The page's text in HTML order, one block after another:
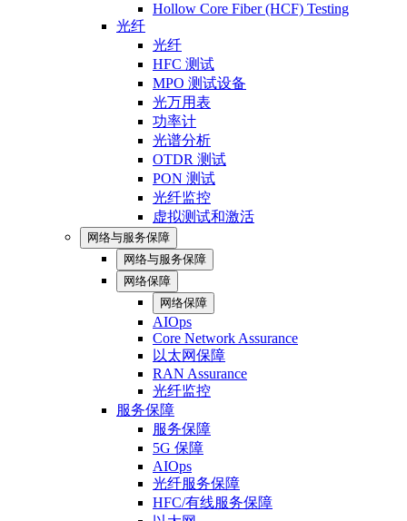
Hollow Core Fiber (HCF) Testing
光纤
光纤
HFC 测试
MPO 测试设备
光万用表
功率计
光谱分析
OTDR 测试
PON 测试
光纤监控
虚拟测试和激活
网络与服务保障
网络与服务保障
网络保障
网络保障
AIOps
Core Network Assurance
以太网保障
RAN Assurance
光纤监控
服务保障
服务保障
5G 保障
AIOps
光纤服务保障
HFC/有线服务保障